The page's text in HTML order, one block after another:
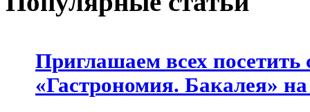
Приглашаем всех
«Гастрономия. Бакалея»